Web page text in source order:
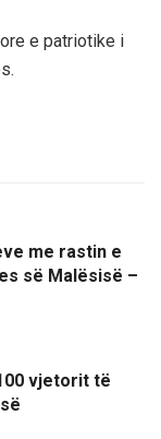
e patriotike i
me rastin e
së Malësisë –
vjetorit të